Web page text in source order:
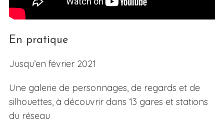
En pratique
Jusqu’en février 2021
Une galerie de personnages, de regards et de
silhouettes, à découvrir dans 13 gares et stations
du réseau